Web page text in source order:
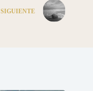
SIGUIENTE